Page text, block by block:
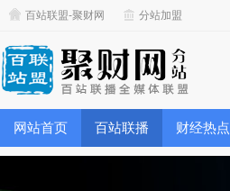
百站联盟-聚财网 分站加盟
网站首页 百站联播 财经热点